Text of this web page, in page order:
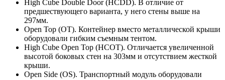
High Cube Double Door (HCDD). В отличие от
предшествующего варианта, у него стены выше на
297мм.
Open Top (OT). Контейнер вместо металлической крыши
оборудовали гибким съемным тентом.
High Cube Open Top (HCOT). Отличается увеличенной
высотой боковых стен на 303мм и отсутствием жесткой
крыши.
Open Side (OS). Транспортный модуль оборудовали